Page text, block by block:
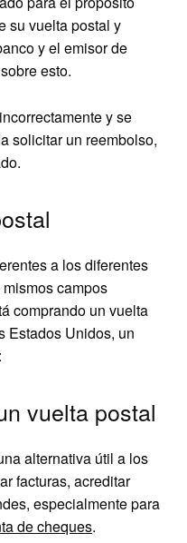
su vuelta postal y
y el emisor de
esto.
y se
solicitar un reembolso,
a los diferentes
campos
comprando un vuelta
Estados Unidos, un
vuelta postal
alternativa útil a los
facturas, acreditar
especialmente para
de cheques.